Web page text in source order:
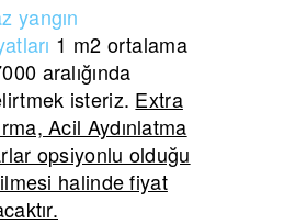
yangın
1 m2 ortalama
aralığında
isteriz. Extra
Acil Aydınlatma
opsiyonlu olduğu
halinde fiyat